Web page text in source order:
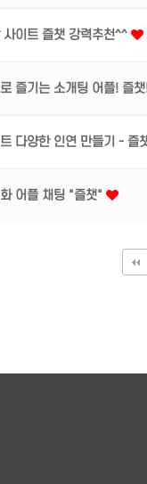
이트 즐챗 강력추천^^
즐기는 소개팅 어플! 즐
다양한 인연 만들기 - 즐
어플 채팅 "즐챗"